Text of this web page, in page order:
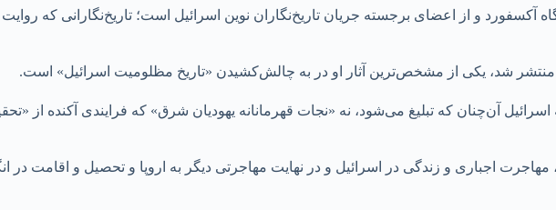
آکسفورد و از اعضای برجسته جریان تاریخ‌نگاران نوین اسرائیل است؛ تاریخ‌نگارانی که
آن‌چنان که تبلیغ می‌شود، نه «نجات قهرمانانه یهودیان شرق» که فرایندی آکنده از
اجباری و زندگی در اسرائیل و در نهایت مهاجرتی دیگر به اروپا و تحصیل و اقامت در